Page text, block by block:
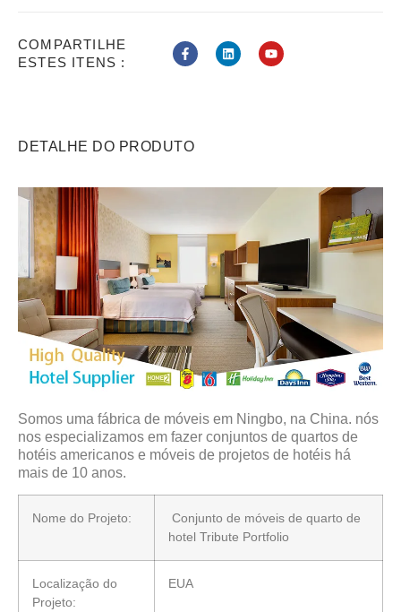
COMPARTILHE
ESTES ITENS :
DETALHE DO PRODUTO
Somos uma fábrica de móveis em Ningbo, na China. nós
nos especializamos em fazer conjuntos de quartos de
hotéis americanos e móveis de projetos de hotéis há
mais de 10 anos.
Nome do Projeto:
Conjunto de móveis de quarto de
hotel Tribute Portfolio
Localização do
Projeto:
EUA